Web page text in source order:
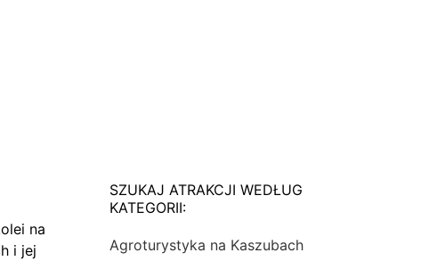
na
i jej
SZUKAJ ATRAKCJI WEDŁUG
KATEGORII:
Agroturystyka na Kaszubach